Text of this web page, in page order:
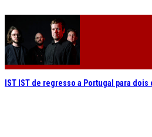
IST IST de regresso a Portugal para